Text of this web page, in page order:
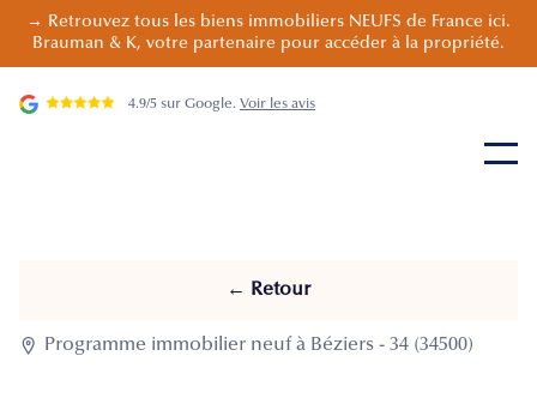
→ Retrouvez tous les biens immobiliers NEUFS de France ici.
Brauman & K, votre partenaire pour accéder à la propriété.
4.9/5 sur Google. Voir les avis
← Retour
 Programme immobilier neuf à Béziers - 34 (34500)